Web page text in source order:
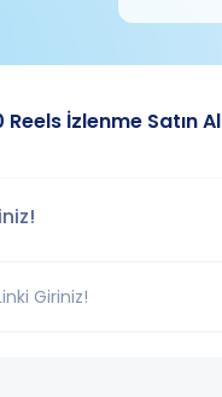
İzlenme Satın Al